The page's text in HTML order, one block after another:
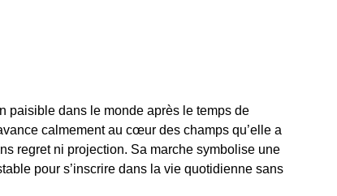
paisible dans le monde après le temps de
calmement au cœur des champs qu’elle a
regret ni projection. Sa marche symbolise une
pour s’inscrire dans la vie quotidienne sans